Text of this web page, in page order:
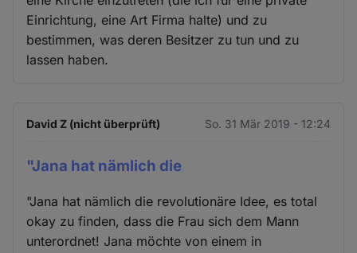
Einrichtung, eine Art Firma halte) und zu
bestimmen, was deren Besitzer zu tun und zu
lassen haben.
David Z (nicht überprüft) So. 31 Mär 2019 - 12:24
"Jana hat nämlich die
"Jana hat nämlich die revolutionäre Idee, es total
okay zu finden, dass die Frau sich dem Mann
unterordnet! Jana möchte von einem in